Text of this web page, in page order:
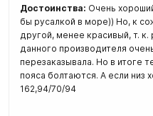
Достоинства: Очень
бы русалкой в море)) Но, к
другой, менее красивый, т.
данного производителя
перезаказывала. Но в итоге
пояса болтаются. А если низ
162,94/70/94